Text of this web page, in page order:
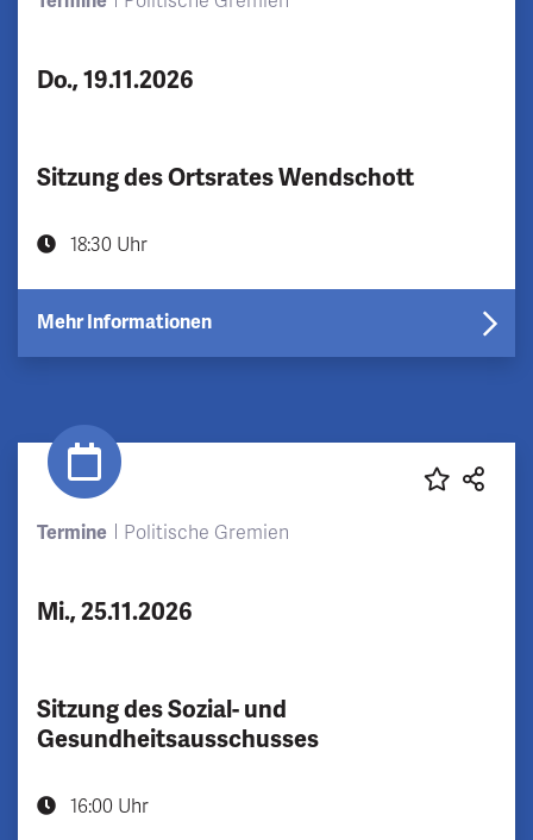
Do., 19.11.2026
Sitzung des Ortsrates Wendschott
18:30 Uhr
Mehr Informationen
Termine Politische Gremien
Mi., 25.11.2026
Sitzung des Sozial- und
Gesundheitsausschusses
16:00 Uhr